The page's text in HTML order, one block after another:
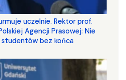
uczelnie. Rektor prof.
Agencji Prasowej: Nie
bez końca